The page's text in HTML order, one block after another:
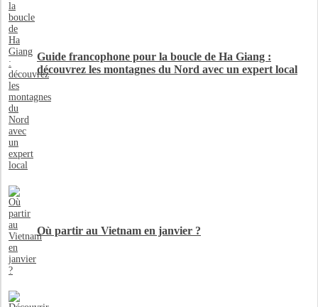
Guide francophone pour la boucle de Ha Giang :
découvrez les montagnes du Nord avec un expert local
Où partir au Vietnam en janvier ?